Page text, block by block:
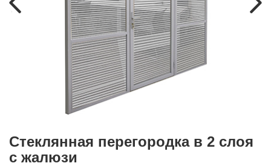
Стеклянная перегородка в 2 слоя
с жалюзи